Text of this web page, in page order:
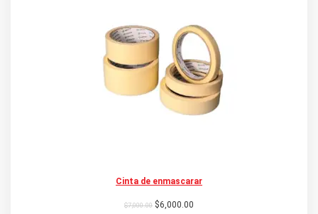
Cinta de enmascarar
$7,000.00 Original
$6,000.00